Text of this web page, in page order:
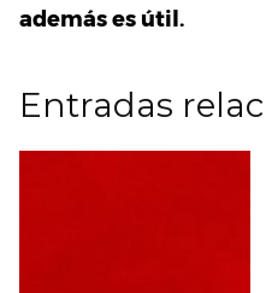
además es útil.
Entradas